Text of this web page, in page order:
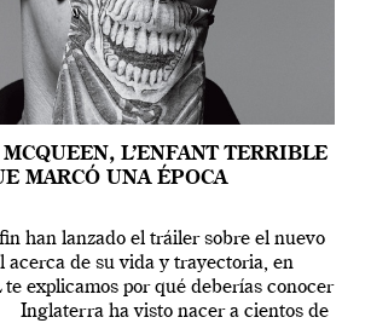
L’ENFANT TERRIBLE
MARCÓ UNA ÉPOCA
han lanzado el tráiler sobre el nuevo
acerca de su vida y trayectoria, en
explicamos por qué deberías conocer
Inglaterra ha visto nacer a cientos de